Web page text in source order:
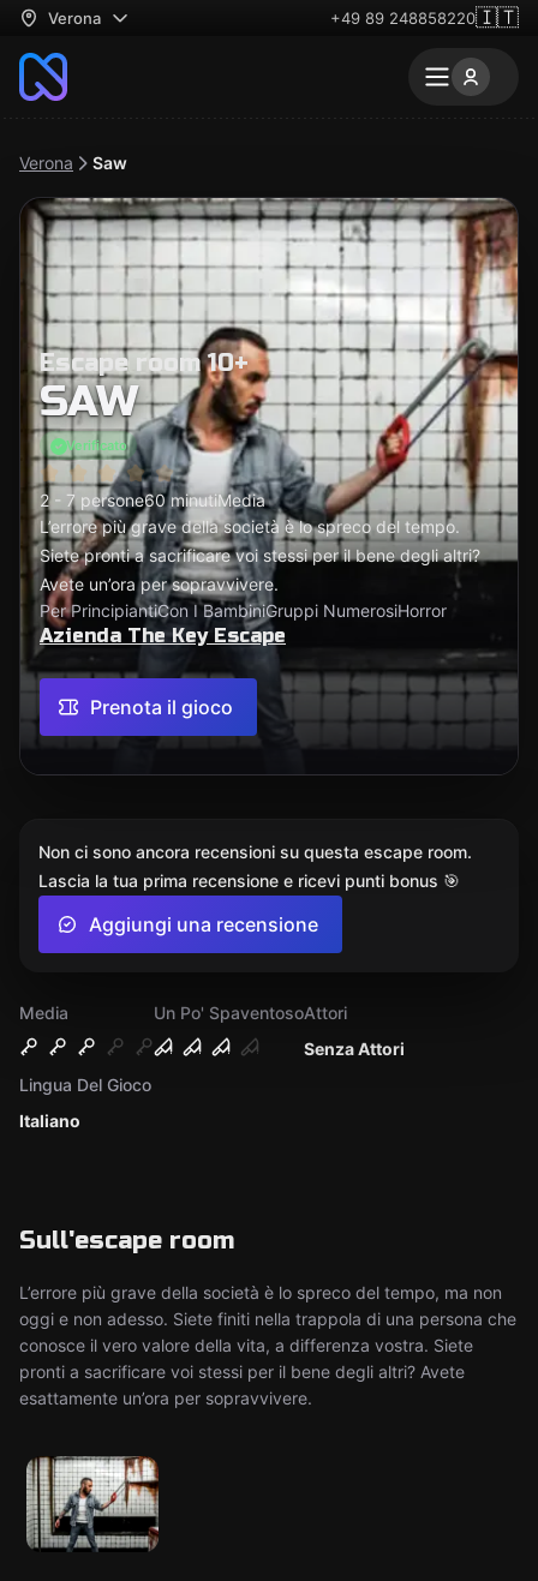
Verona +49 89 248858220🇮🇹
Verona Saw
Escape room 10+
SAW
Verificato
2 - 7 persone60 minutiMedia
L’errore più grave della società è lo spreco del tempo.
Siete pronti a sacrificare voi stessi per il bene degli altri?
Avete un’ora per sopravvivere.
Per PrincipiantiCon I BambiniGruppi NumerosiHorror
Azienda The Key Escape
Prenota il gioco
Media
Un Po' Spaventoso
Senza Attori
Attori
Italiano
Lingua Del Gioco
Sull'escape room
L’errore più grave della società è lo spreco del tempo, ma non
oggi e non adesso. Siete finiti nella trappola di una persona che
conosce il vero valore della vita, a differenza vostra. Siete
pronti a sacrificare voi stessi per il bene degli altri? Avete
esattamente un’ora per sopravvivere.
Non ci sono ancora recensioni su questa escape room.
Lascia la tua prima recensione e ricevi punti bonus 🎯
Aggiungi una recensione